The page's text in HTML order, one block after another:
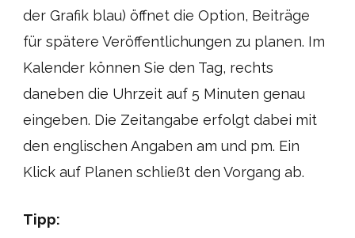
der Grafik blau) öffnet die Option, Beiträge
für spätere Veröffentlichungen zu planen. Im
Kalender können Sie den Tag, rechts
daneben die Uhrzeit auf 5 Minuten genau
eingeben. Die Zeitangabe erfolgt dabei mit
den englischen Angaben am und pm. Ein
Klick auf Planen schließt den Vorgang ab.
Tipp: